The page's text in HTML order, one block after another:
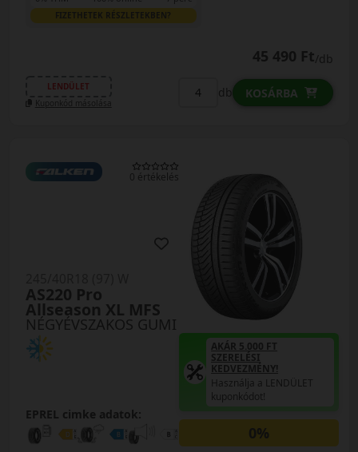
FIZETHETEK RÉSZLETEKBEN?
45 490 Ft/db
LENDÜLET
Kuponkód másolása
db KOSÁRBA
0 értékelés
NÉGYÉVSZAKOS GUMI
AS220 Pro
Allseason XL MFS
EPREL cimke adatok:
AKÁR 5.000 FT
SZERELÉSI
KEDVEZMÉNY!
Használja a LENDÜLET
kuponkódot!
0%